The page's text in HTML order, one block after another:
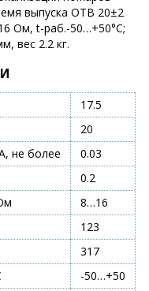
выпуска ОТВ 20±2
Ом, t-раб.-50…+50°С;
вес 2.2 кг.
17.5
20
не более
0.03
0.2
8…16
123
317
-50…+50